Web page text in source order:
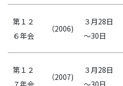
第１２
６年会
（2006)
３月28日
～30日
第１２
７年会
（2007)
３月28日
～30日